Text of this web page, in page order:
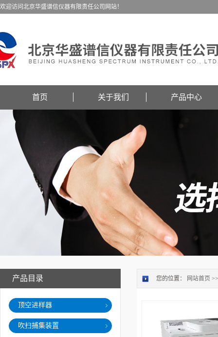
欢迎访问北京华盛谱信仪器有限责任公司网站！
首页 关于我们 产品中心
产品目录
顶空进样器
吹扫捕集装置
您的位置： 网站首页